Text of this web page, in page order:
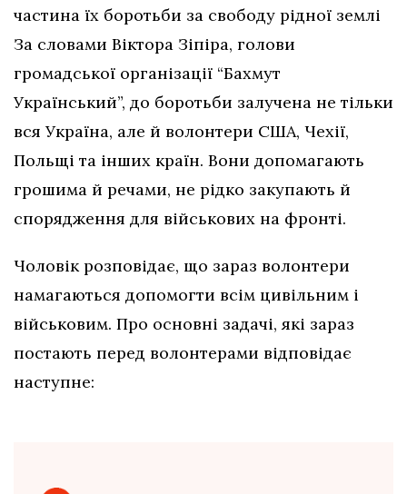
частина їх боротьби за свободу рідної землі
За словами Віктора Зіпіра, голови
громадської організації “Бахмут
Український”, до боротьби залучена не тільки
вся Україна, але й волонтери США, Чехії,
Польщі та інших країн. Вони допомагають
грошима й речами, не рідко закупають й
спорядження для військових на фронті.
Чоловік розповідає, що зараз волонтери
намагаються допомогти всім цивільним і
військовим. Про основні задачі, які зараз
постають перед волонтерами відповідає
наступне: